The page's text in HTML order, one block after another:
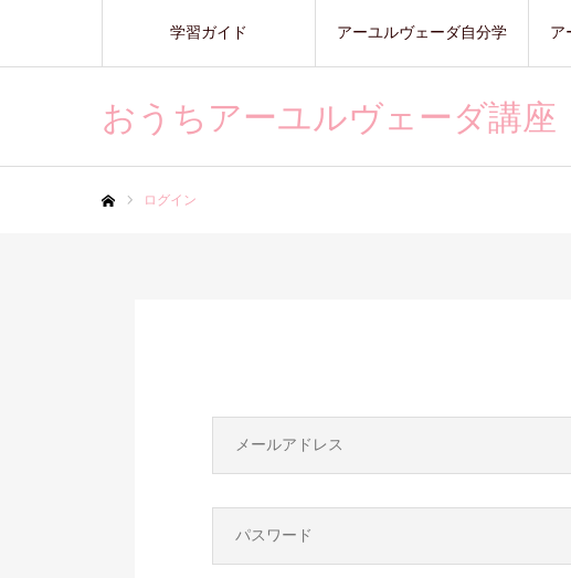
おうちアーユルヴェーダ講座
学習ガイド アーユルヴェーダ自分学 ア
ログイン